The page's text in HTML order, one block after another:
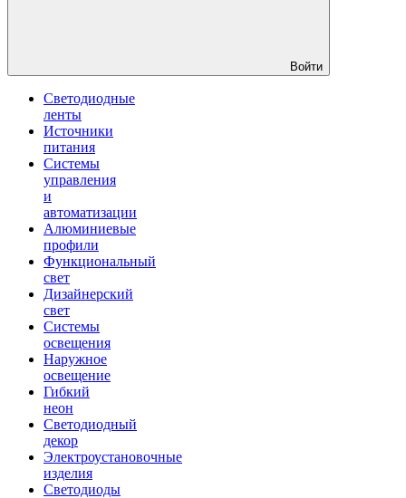
Войти
Светодиодные
ленты
Источники
питания
Системы
управления
и
автоматизации
Алюминиевые
профили
Функциональный
свет
Дизайнерский
свет
Системы
освещения
Наружное
освещение
Гибкий
неон
Светодиодный
декор
Электроустановочные
изделия
Светодиоды